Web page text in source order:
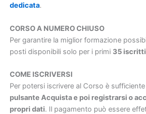
dedicata.
CORSO A NUMERO CHIUSO
Per garantire la miglior formazione
posti disponibili solo per i primi 35 iscritti
COME ISCRIVERSI
Per potersi iscrivere al Corso è
pulsante Acquista e poi registrarsi o
propri dati. Il pagamento può essere